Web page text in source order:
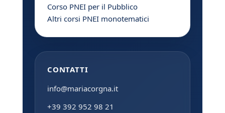
Corso PNEI per il Pubblico
Altri corsi PNEI monotematici
CONTATTI
info@mariacorgna.it
+39 392 952 98 21